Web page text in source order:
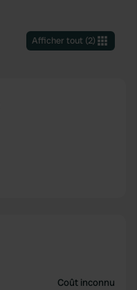
Afficher tout(2)
Coût inconnu